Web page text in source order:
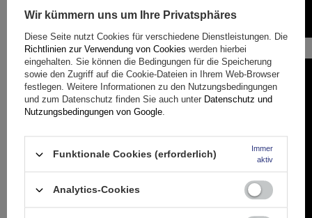
Wir kümmern uns um Ihre Privatsphäres
Diese Seite nutzt Cookies für verschiedene Dienstleistungen. Die
Richtlinien zur Verwendung von Cookies werden hierbei
eingehalten. Sie können die Bedingungen für die Speicherung
sowie den Zugriff auf die Cookie-Dateien in Ihrem Web-Browser
festlegen. Weitere Informationen zu den Nutzungsbedingungen
und zum Datenschutz finden Sie auch unter Datenschutz und
Nutzungsbedingungen von Google.
Funktionale Cookies (erforderlich)
Immer
aktiv
Analytics-Cookies